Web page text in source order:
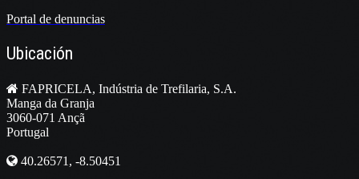
Portal de denuncias
Ubicación
FAPRICELA, Indústria de Trefilaria, S.A.
Manga da Granja
3060-071 Ançã
Portugal
40.26571, -8.50451